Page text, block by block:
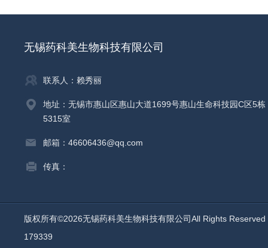
无锡药科美生物科技有限公司
联系人：赖秀丽
地址：无锡市惠山区惠山大道1699号惠山生命科技园C区5栋
5315室
邮箱：46606436@qq.com
传真：
版权所有©2026无锡药科美生物科技有限公司All Rights
179339